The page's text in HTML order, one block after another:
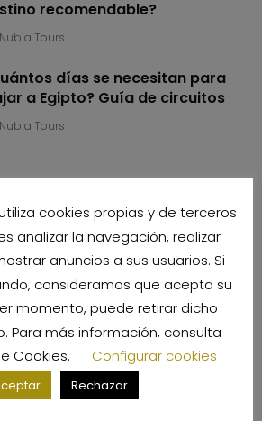
recomendable?
Nubia Tours
días se necesitan para
a Egipto? Guía de circuitos
Nubia Tours
interesar
cookies propias y de terceros
analizar la navegación, realizar
anuncios a sus usuarios. Si
consideramos que acepta su
momento, puede retirar dicho
Para más información, consulta
Cookies. Configurar cookies
Rechazar